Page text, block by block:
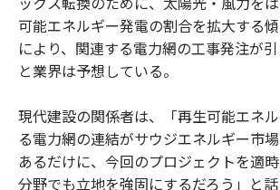
可能エネルギー発電の割合を拡大する
により、関連する電力網の工事発注が
と業界は予想している。
現代建設の関係者は、「再生可能エネ
る電力網の連結がサウジエネルギー市
あるだけに、今回のプロジェクトを適
分野でも立地を強固にするだろう」と